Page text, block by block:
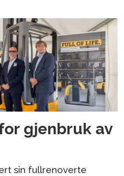
gjenbruk av
sin fullrenoverte